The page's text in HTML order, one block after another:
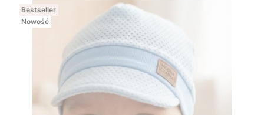
Bestseller
Nowość